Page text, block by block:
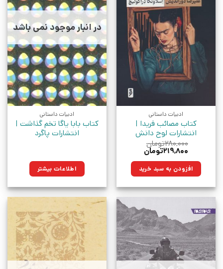
ادبیات داستانی
کتاب مصائب فریدا |
انتشارات لوح دانش
۲۸۰,۰۰۰تومان
قیمت
۲۸۰,۰۰۰تومان
بود.
۲۱۹,۸۰۰تومان
۲۱۹,۸۰۰تومان.افزودن به سبد خرید
در انبار موجود نمی باشد
ادبیات داستانی
کتاب بابا یاگا تخم گذاشت |
انتشارات پاگرد
اطلاعات بیشتر